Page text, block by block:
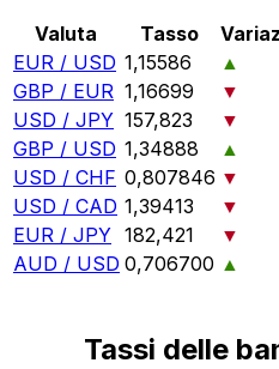
Valuta Tasso
EUR / USD 1,15586
▲
GBP / EUR 1,16699
▼
USD / JPY 157,823
▼
GBP / USD 1,34888
▲
USD / CHF 0,807846 ▼
USD / CAD 1,39413
▼
EUR / JPY 182,421
▼
AUD / USD 0,706700 ▲
Tassi delle